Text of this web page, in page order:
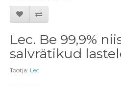
Lec. Be 99,9%
salvrätikud
Tootja: Lec